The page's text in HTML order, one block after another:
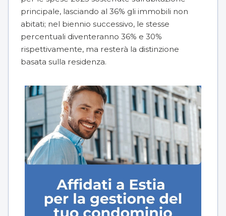
principale, lasciando al 36% gli immobili non
abitati; nel biennio successivo, le stesse
percentuali diventeranno 36% e 30%
rispettivamente, ma resterà la distinzione
basata sulla residenza.